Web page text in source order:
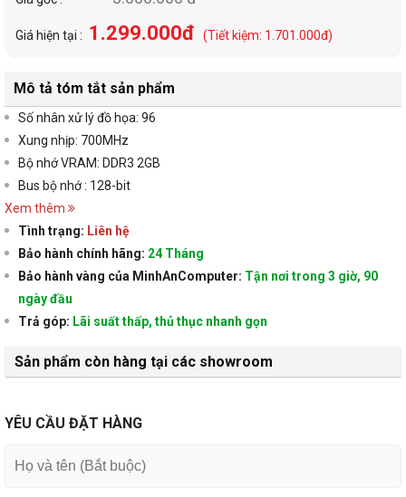
Giá hiện tại : 1.299.000đ (Tiết kiệm: 1.701.000đ)
Mô tả tóm tắt sản phẩm
Số nhân xử lý đồ họa: 96
Xung nhịp: 700MHz
Bộ nhớ VRAM: DDR3 2GB
Bus bộ nhớ : 128-bit
Xem thêm
Tình trạng: Liên hệ
Bảo hành chính hãng: 24 Tháng
Bảo hành vàng của MinhAnComputer: Tận nơi trong 3 giờ, 90
ngày đầu
Trả góp: Lãi suất thấp, thủ thục nhanh gọn
Sản phẩm còn hàng tại các showroom
YÊU CẦU ĐẶT HÀNG